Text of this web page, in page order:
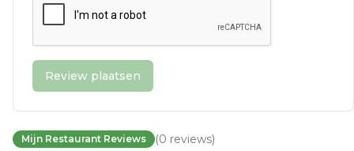
Review plaatsen
Mijn Restaurant Reviews (0 reviews)